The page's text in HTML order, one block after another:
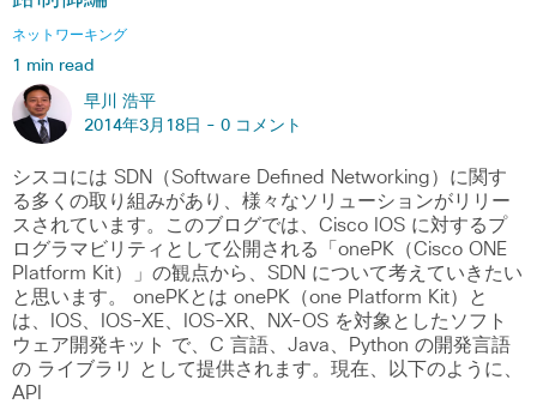
ネットワーキング
1 min read
早川 浩平
2014年3月18日 - 0 コメント
シスコには SDN（Software Defined Networking）に関す
る多くの取り組みがあり、様々なソリューションがリリー
スされています。このブログでは、Cisco IOS に対するプ
ログラマビリティとして公開される「onePK（Cisco ONE
Platform Kit）」の観点から、SDN について考えていきたい
と思います。 onePKとは onePK（one Platform Kit）と
は、IOS、IOS-XE、IOS-XR、NX-OS を対象としたソフト
ウェア開発キット で、C 言語、Java、Python の開発言語
の ライブラリ として提供されます。現在、以下のように、
API